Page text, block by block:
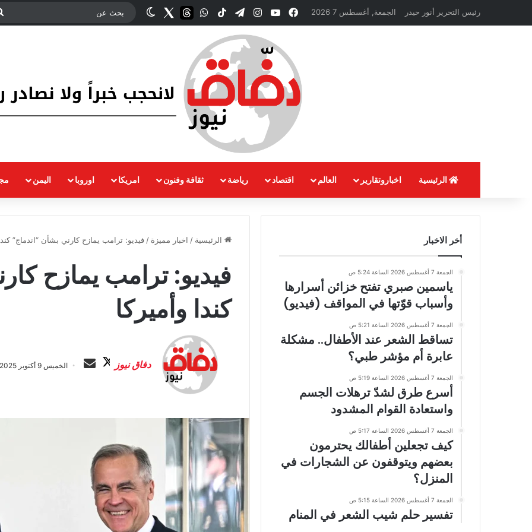
رئيس التحرير أنور حيدر الجمعة, أغسطس 7 2026 فيسبوك‫YouTubeانستقرام
تيلقرام ‫TikTokواتسابthreads
Twitterالوضع المظلم
الرئيسية اخباروتقارير العالم اقتصاد رياضة ثقافة وفنون امريكا اوروبا اليمن
الرئيسية / اخبار مميزة / فيديو: ترامب يمازح كارني بشأن “اندماج”
فيديو: ترامب يمازح
كندا وأميركا
دفاق نيوز
ا
ب
ل
ر
الخميس 9 أكتوبر 2025 الساعة 4:43 ص
أخر الاخبار
الجمعة 7 أغسطس 2026 الساعة 5:24 ص
ياسمين صبري تفتح خزائن أسرارها
وأسباب قوّتها في المواقف (فيديو)
الجمعة 7 أغسطس 2026 الساعة 5:21 ص
تساقط الشعر عند الأطفال.. مشكلة
عابرة أم مؤشر طبي؟
الجمعة 7 أغسطس 2026 الساعة 5:19 ص
أسرع طرق لشدّ ترهلات الجسم
واستعادة القوام المشدود
الجمعة 7 أغسطس 2026 الساعة 5:17 ص
كيف تجعلين أطفالك يحترمون
بعضهم ويتوقفون عن الشجارات في
المنزل؟
الجمعة 7 أغسطس 2026 الساعة 5:15 ص
تفسير حلم شيب الشعر في المنام